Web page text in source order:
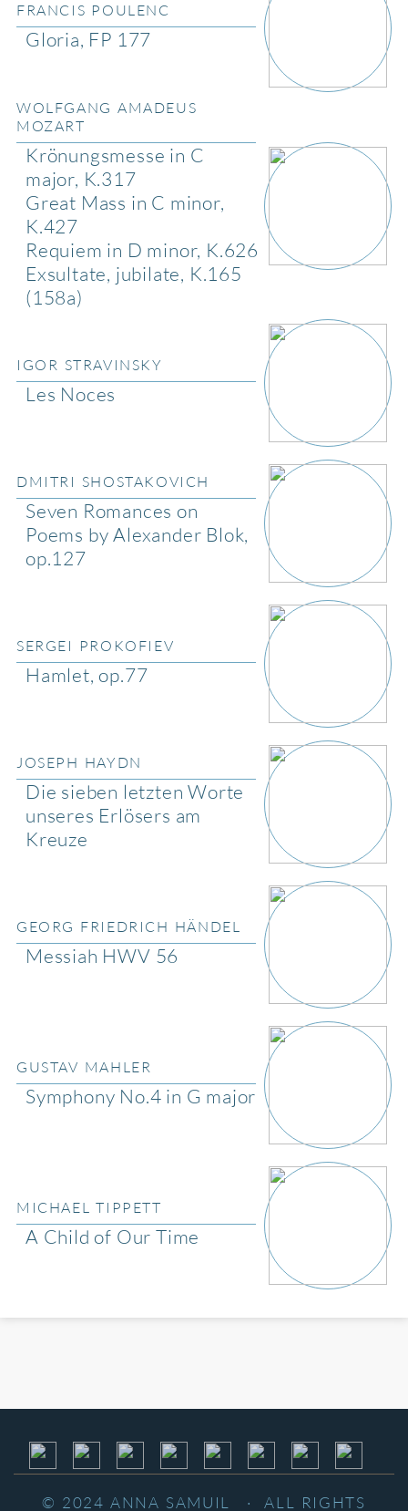
FRANCIS POULENC
Gloria, FP 177
WOLFGANG AMADEUS
MOZART
Krönungsmesse in C
major, K.317
Great Mass in C minor,
K.427
Requiem in D minor, K.626
Exsultate, jubilate, K.165
(158a)
IGOR STRAVINSKY
Les Noces
DMITRI SHOSTAKOVICH
Seven Romances on
Poems by Alexander Blok,
op.127
SERGEI PROKOFIEV
Hamlet, op.77
JOSEPH HAYDN
Die sieben letzten Worte
unseres Erlösers am
Kreuze
GEORG FRIEDRICH HÄNDEL
Messiah HWV 56
GUSTAV MAHLER
Symphony No.4 in G major
MICHAEL TIPPETT
A Child of Our Time
© 2024 ANNA SAMUIL · ALL RIGHTS